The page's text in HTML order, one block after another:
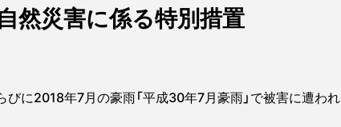
然災害に係る特別措置
に2018年7月の豪雨「平成30年7月豪雨」で被害に遭われ